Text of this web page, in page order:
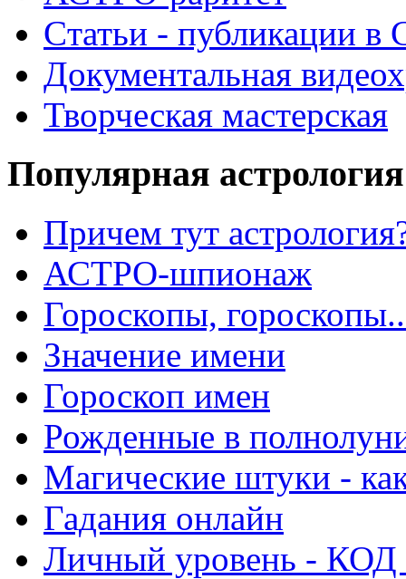
Cтатьи - публикации
Документальная
Творческая мастерская
Популярная астрология
Причем тут
АСТРО-шпионаж
Гороскопы,
Значение имени
Гороскоп имен
Рожденные в
Магические штуки -
Гадания онлайн
Личный уровень - КОД